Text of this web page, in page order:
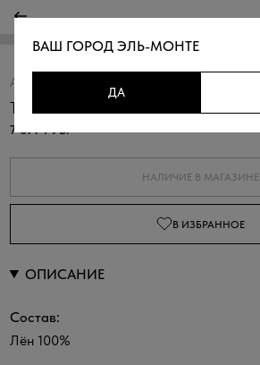
Артикул:
Топ из стираного льна
7 699 РУБ.
НАЛИЧИЕ В МАГАЗИНЕ
В ИЗБРАННОЕ
ОПИСАНИЕ
Состав:
Лён 100%
ВАШ ГОРОДЭЛЬ-МОНТЕ
ДА